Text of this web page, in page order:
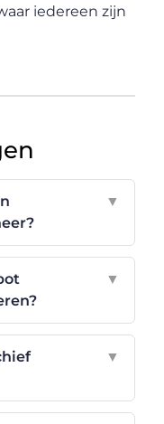
iedereen zijn
▼
▼
▼